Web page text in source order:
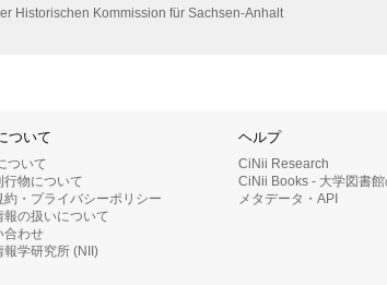
Historischen Kommission für Sachsen-Anhalt
ついて
ついて
行物について
約・プライバシーポリシー
報の扱いについて
合わせ
報学研究所 (NII)
ヘルプ
CiNii Research
CiNii Books - 大学図書
メタデータ・API